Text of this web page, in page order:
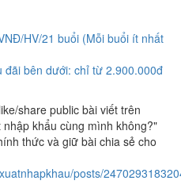
HV/21 buổi (Mỗi buổi ít nhất
bên dưới: chỉ từ 2.900.000đ
share public bài viết trên
khẩu cùng mình không?"
thức và giữ bài chia sẻ cho
posts/